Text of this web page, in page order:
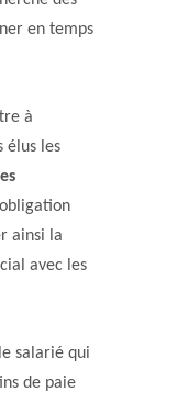
en temps
à
élus les
obligation
ainsi la
avec les
salarié qui
de paie